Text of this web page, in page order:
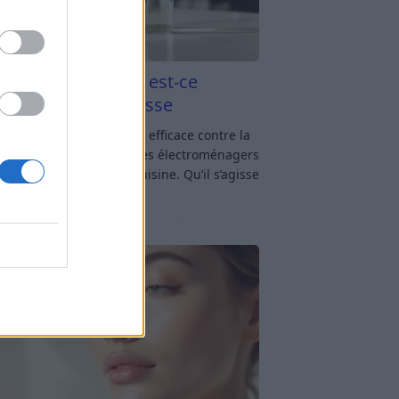
blanc et four est-ce
contre la graisse
blanc et four : est-ce efficace contre la
? Le four fait partie des électroménagers
sollicités dans une cuisine. Qu’il s’agisse